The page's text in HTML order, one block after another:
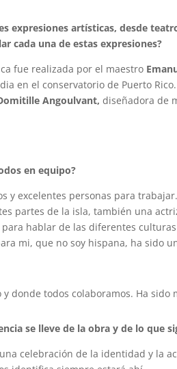
expresiones artísticas, desde
cada una de estas expresiones?
fue realizada por el maestro
en el conservatorio de Puerto
Angoulvant,diseñadora de
en equipo?
y excelentes personas para
partes de la isla, también una
hablar de las diferentes
mi, que no soy hispana, ha sido
donde todos colaboramos. Ha sido
se lleve de la obra y de lo que
celebración de la identidad y la